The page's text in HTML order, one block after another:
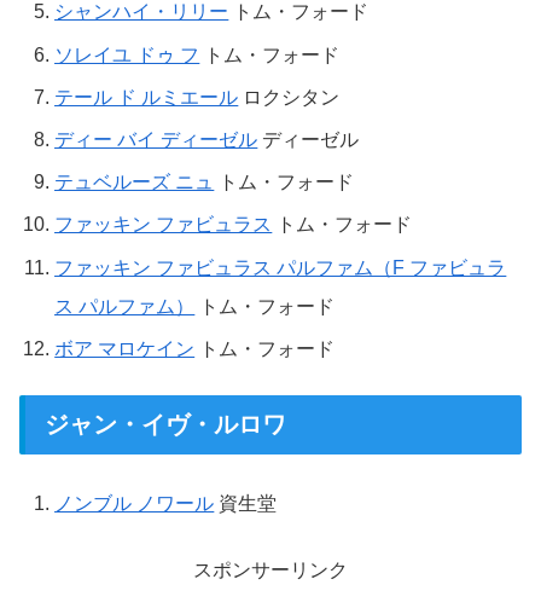
シャンハイ・リリー トム・フォード
ソレイユ ドゥ フ トム・フォード
テール ド ルミエール ロクシタン
ディー バイ ディーゼル ディーゼル
テュベルーズ ニュ トム・フォード
ファッキン ファビュラス トム・フォード
ファッキン ファビュラス パルファム（F ファビュラ
ス パルファム）
トム・フォード
ボア マロケイン トム・フォード
ジャン・イヴ・ルロワ
ノンブル ノワール 資生堂
スポンサーリンク